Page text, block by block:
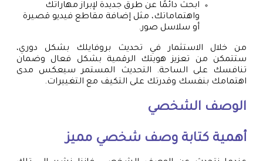
ابحث دائمًا عن طرق جديدة لإبراز مهاراتك
واهتماماتك، مثل إضافة مقاطع فيديو قصيرة
أو سلاسل صور.
من خلال الاستثمار في تحديث بروفايلك بشكل دوري،
ستتمكن من تعزيز هويتك الرقمية بشكل فعال وضمان
تنافسك على الساحة. التحديث المستمر سيعكس مدى
اهتمامك بنفسك وقدرتك على التكيف مع التغييرات.
الوصف الشخصي
أهمية كتابة وصف شخصي مميز